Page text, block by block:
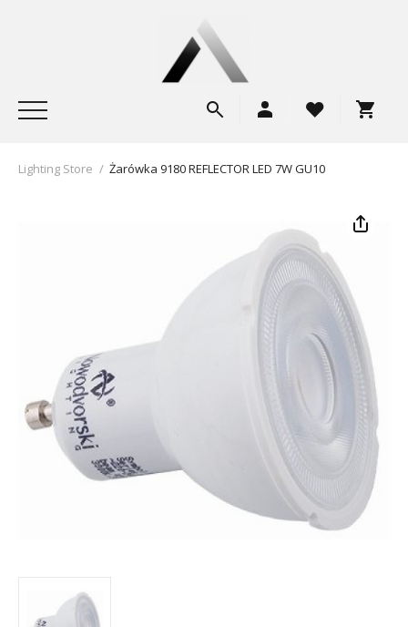
Lighting Store / Żarówka 9180 REFLECTOR LED 7W GU10